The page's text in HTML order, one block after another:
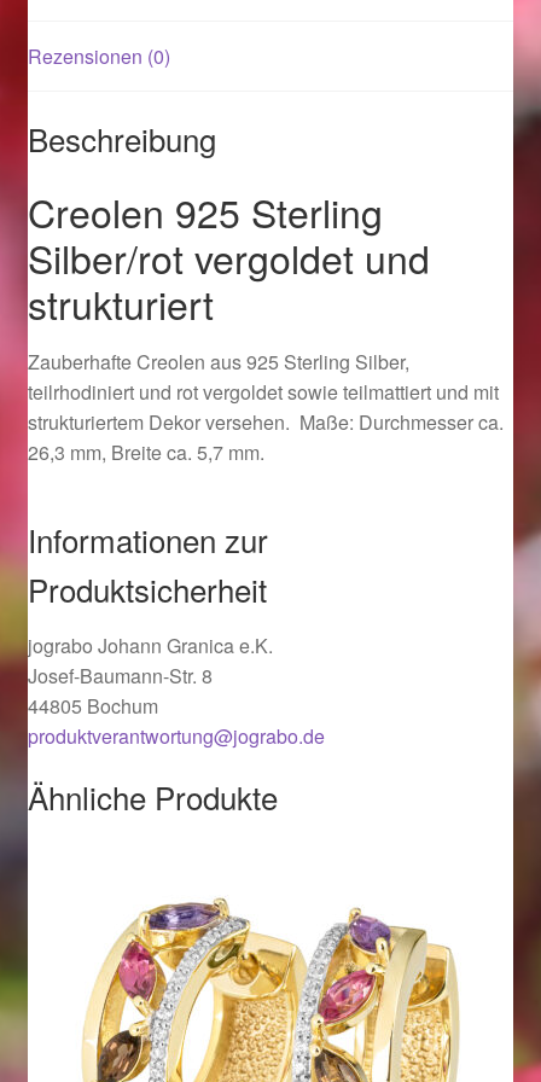
Magisches und Festliches zu Halloween 2021
Magisches und Festliches zu Halloween 2022
Logout
Ostergeschenke finden für Ostern 2015
Ostergeschenke finden für Ostern 2016
Ostergeschenke finden für Ostern 2017
Ostergeschenke finden für Ostern 2020
Ostergeschenke finden für Ostern 2021
Startseite
Startseite
Rezensionen (0)
Beschreibung
Creolen 925 Sterling
Silber/rot vergoldet und
strukturiert
Zauberhafte Creolen aus 925 Sterling Silber,
teilrhodiniert und rot vergoldet sowie teilmattiert und mit
strukturiertem Dekor versehen. Maße: Durchmesser ca.
26,3 mm, Breite ca. 5,7 mm.
Informationen zur
Produktsicherheit
jograbo Johann Granica e.K.
Josef-Baumann-Str. 8
44805 Bochum
produktverantwortung@jograbo.de
Ähnliche Produkte